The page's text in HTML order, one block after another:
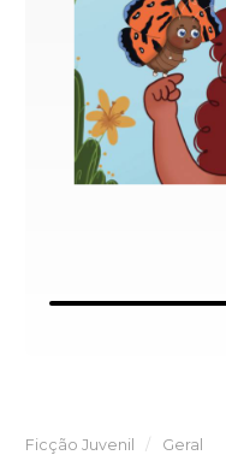
Ficção Juvenil Geral